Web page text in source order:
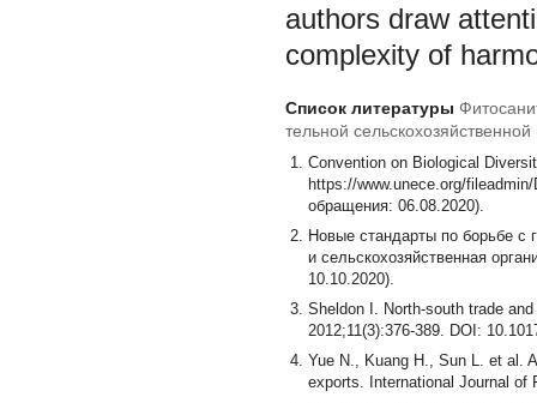
authors draw
complexity of
Список литературы
тельной
Convention on Biological
https://www.unece.org/
обращения: 06.08.2020).
Новые стандарты по борьбе с
и сельскохозяйственная
10.10.2020).
Sheldon I. North-south trade
2012;11(3):376-389. DOI:
Yue N., Kuang H., Sun L. et al.
exports. International Journal of